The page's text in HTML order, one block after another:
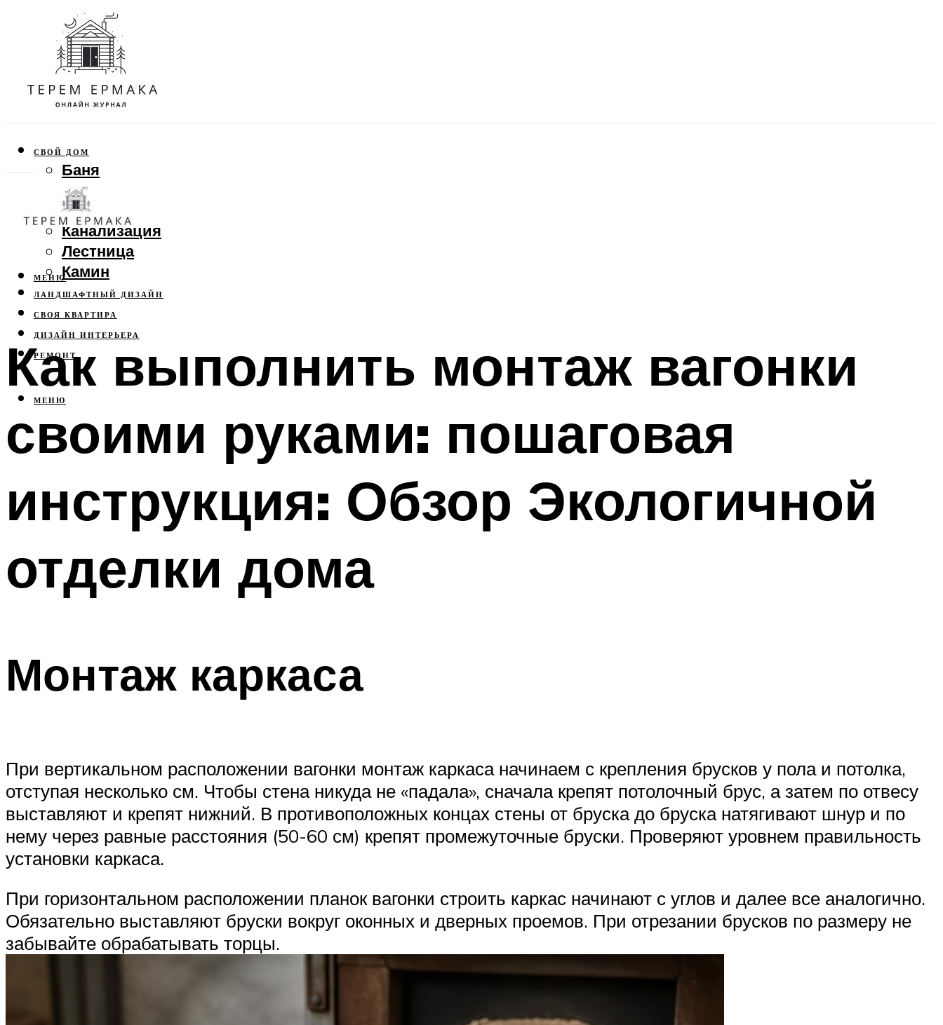
СВОЙ ДОМ
Баня
Веранда
Забор
Канализация
Лестница
Камин
ЛАНДШАФТНЫЙ ДИЗАЙН
СВОЯ КВАРТИРА
ДИЗАЙН ИНТЕРЬЕРА
РЕМОНТ
МЕНЮ
МЕНЮ
Как выполнить монтаж вагонки
своими руками: пошаговая
инструкция: Обзор Экологичной
отделки дома
Монтаж каркаса
При вертикальном расположении вагонки монтаж каркаса начинаем с крепления брусков у пола и потолка,
отступая несколько см. Чтобы стена никуда не «падала», сначала крепят потолочный брус, а затем по отвесу
выставляют и крепят нижний. В противоположных концах стены от бруска до бруска натягивают шнур и по
нему через равные расстояния (50-60 см) крепят промежуточные бруски. Проверяют уровнем правильность
установки каркаса.
При горизонтальном расположении планок вагонки строить каркас начинают с углов и далее все аналогично.
Обязательно выставляют бруски вокруг оконных и дверных проемов. При отрезании брусков по размеру не
забывайте обрабатывать торцы.